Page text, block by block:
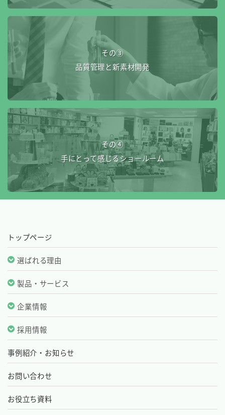
その③
品質管理と新素材開発
その④
手にとって感じるショールーム
トップページ
選ばれる理由
製品・サービス
企業情報
採用情報
事例紹介・お知らせ
お問い合わせ
お役立ち資料